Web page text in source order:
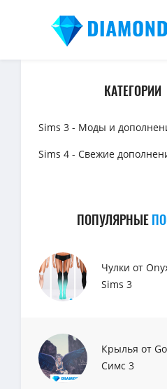
КАТЕГОРИИ
Sims 3 - Моды и
Sims 4 - Свежие
ПОПУЛЯРНЫЕ
Чулки от
Sims 3
Крылья от
Симс 3